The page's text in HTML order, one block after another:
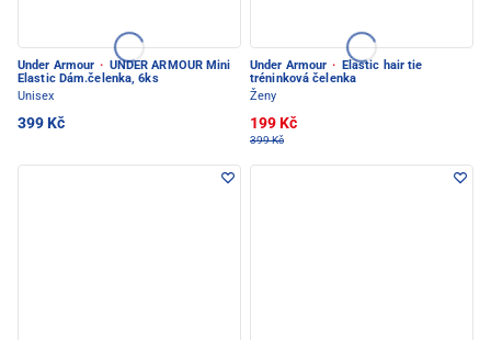
Under Armour · UNDER ARMOUR Mini
Elastic Dám.čelenka, 6ks
Unisex
399 Kč
Under Armour ·
Elastic hair tie
tréninková čelenka
Ženy
199 Kč
399 Kč